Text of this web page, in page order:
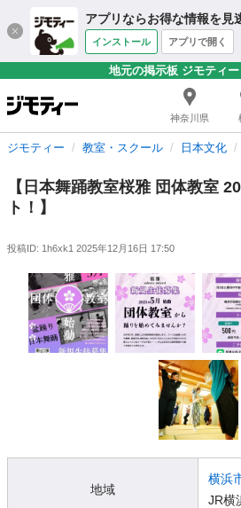
アプリならお得な情報を見
インストール アプリで開く
地元の掲示板 ジモティ
神奈川県
ジモティー 教室・スクール 日本文化
【日本舞踊教室桜雅 団体教室
ト！】
投稿ID: 1h6xk1 2025年12月16日 17:50
地域
横浜
JR横